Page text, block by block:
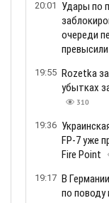
20:01
Удары по
очереди
19:55 Rozetka
убытках
310
19:36
FP-7 уже
Fire Point
19:17 В
по